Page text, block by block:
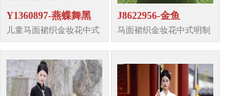
Y1360897-燕蝶舞黑
儿童马面裙织金妆花中式
J8622956-金鱼
马面裙织金妆花中式明制